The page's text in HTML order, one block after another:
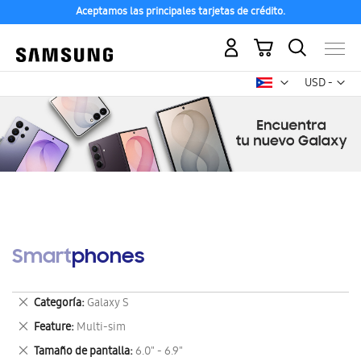
Aceptamos las principales tarjetas de crédito.
USD -
dólar
Mi carrito
Smartphones
Categoría Galaxy S
Eliminar
este
artículo
Feature Multi-sim
Eliminar
este
Tamaño de pantalla 6.0" - 6.9"
Eliminar